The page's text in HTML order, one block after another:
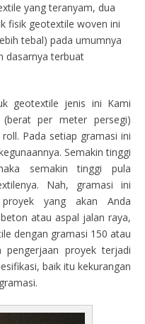
yang teranyam, dua
fisik geotextile woven ini
tebal) pada umumnya
dasarnya terbuat
geotextile jenis ini Kami
(berat per meter persegi)
Pada setiap gramasi ini
Semakin tinggi
semakin tinggi pula
Nah, gramasi ini
yang akan Anda
atau aspal jalan raya,
dengan gramasi 150 atau
pengerjaan proyek terjadi
baik itu kekurangan